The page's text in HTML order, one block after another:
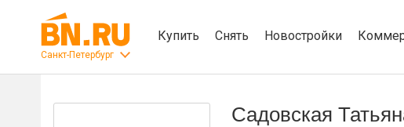
Санкт-Петербург
Купить Снять Новостройки
Садовская